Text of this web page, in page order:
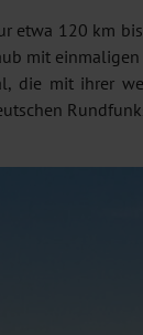
etwa 120 km
mit
die mit ihrer